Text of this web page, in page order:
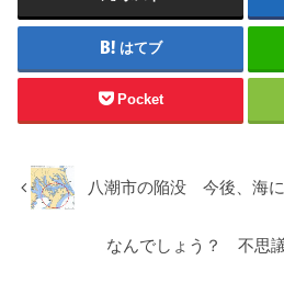
はてブ
Pocket
八潮市の陥没 今後、海
なんでしょう？ 不思